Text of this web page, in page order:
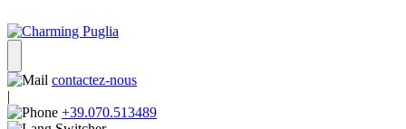
contactez-nous
|
+39.070.513489